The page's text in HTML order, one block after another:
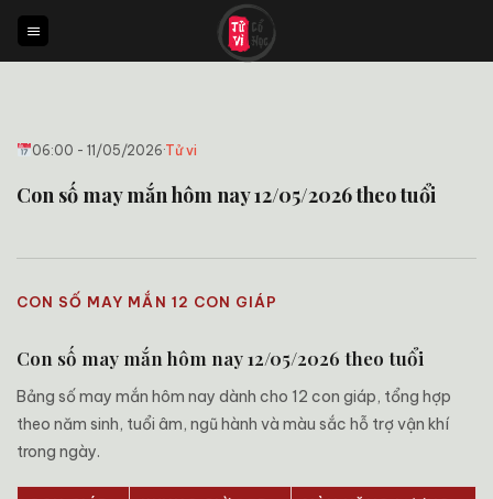
qua
nội
06:00 - 11/05/2026·Tử vi
Con số may mắn hôm nay 12/05/2026 theo tuổi
CON SỐ MAY MẮN 12 CON GIÁP
Con số may mắn hôm nay 12/05/2026 theo tuổi
Bảng số may mắn hôm nay dành cho 12 con giáp, tổng hợp
theo năm sinh, tuổi âm, ngũ hành và màu sắc hỗ trợ vận khí
trong ngày.